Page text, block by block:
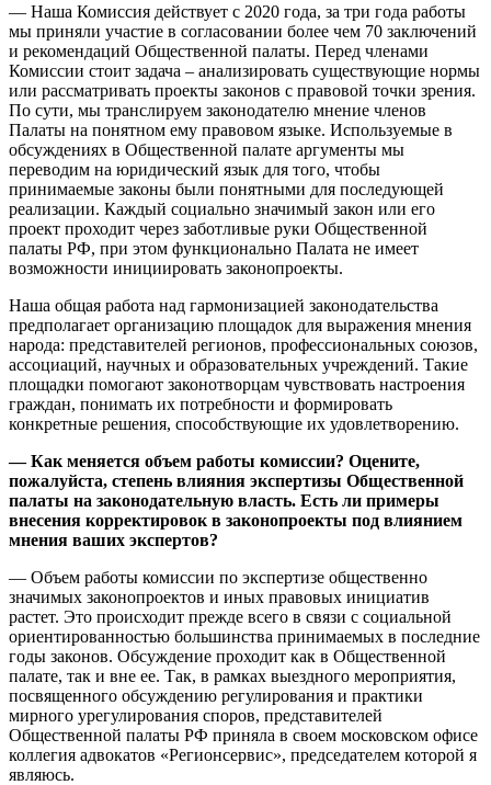
— Наша Комиссия действует с 2020 года, за три года работы
мы приняли участие в согласовании более чем 70 заключений
и рекомендаций Общественной палаты. Перед членами
Комиссии стоит задача – анализировать существующие нормы
или рассматривать проекты законов с правовой точки зрения.
По сути, мы транслируем законодателю мнение членов
Палаты на понятном ему правовом языке. Используемые в
обсуждениях в Общественной палате аргументы мы
переводим на юридический язык для того, чтобы
принимаемые законы были понятными для последующей
реализации. Каждый социально значимый закон или его
проект проходит через заботливые руки Общественной
палаты РФ, при этом функционально Палата не имеет
возможности инициировать законопроекты.
Наша общая работа над гармонизацией законодательства
предполагает организацию площадок для выражения мнения
народа: представителей регионов, профессиональных союзов,
ассоциаций, научных и образовательных учреждений. Такие
площадки помогают законотворцам чувствовать настроения
граждан, понимать их потребности и формировать
конкретные решения, способствующие их удовлетворению.
— Как меняется объем работы комиссии? Оцените,
пожалуйста, степень влияния экспертизы Общественной
палаты на законодательную власть. Есть ли примеры
внесения корректировок в законопроекты под влиянием
мнения ваших экспертов?
— Объем работы комиссии по экспертизе общественно
значимых законопроектов и иных правовых инициатив
растет. Это происходит прежде всего в связи с социальной
ориентированностью большинства принимаемых в последние
годы законов. Обсуждение проходит как в Общественной
палате, так и вне ее. Так, в рамках выездного мероприятия,
посвященного обсуждению регулирования и практики
мирного урегулирования споров, представителей
Общественной палаты РФ приняла в своем московском офисе
коллегия адвокатов «Регионсервис», председателем которой я
являюсь.